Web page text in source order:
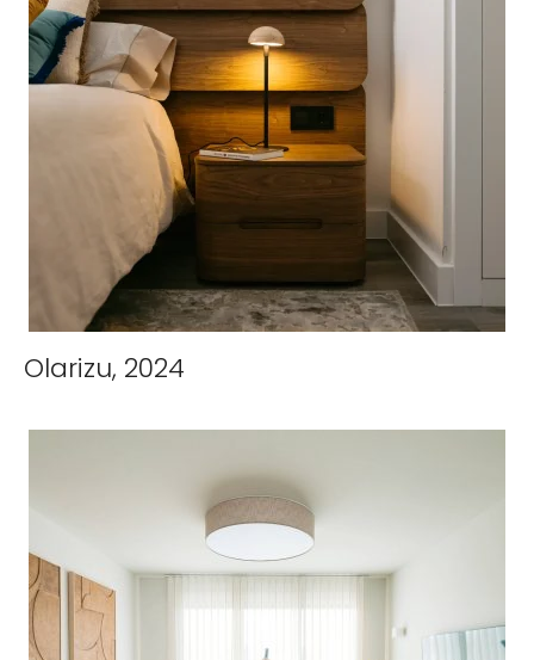
Olarizu, 2024